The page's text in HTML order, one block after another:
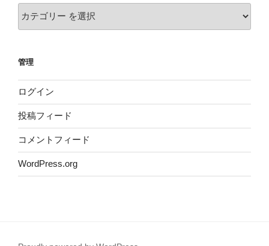
管理
ログイン
投稿フィード
コメントフィード
WordPress.org